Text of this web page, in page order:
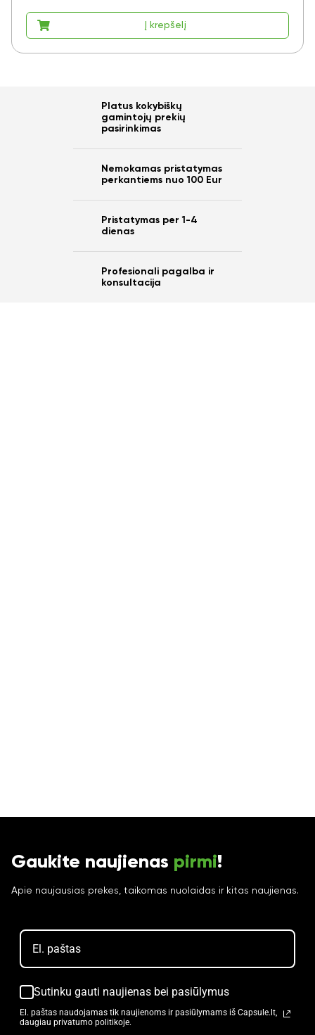
Į krepšelį
Platus kokybiškų
gamintojų prekių
pasirinkimas
Nemokamas pristatymas
perkantiems nuo 100 Eur
Pristatymas per 1-4
dienas
Profesionali pagalba ir
konsultacija
Gaukite naujienas pirmi!
Apie naujausias prekes, taikomas nuolaidas ir kitas naujienas.
Sutinku gauti naujienas bei pasiūlymus
El. paštas naudojamas tik naujienoms ir pasiūlymams iš Capsule.lt,
daugiau privatumo politikoje.